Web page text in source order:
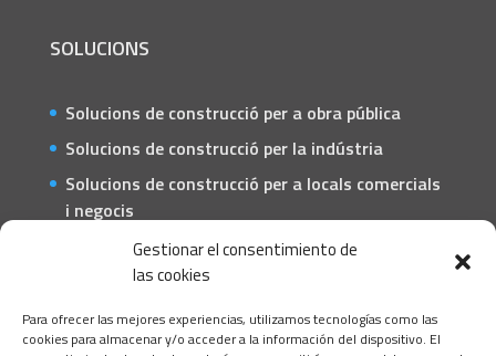
Gestionar el consentimiento de
las cookies
Para ofrecer las mejores experiencias, utilizamos tecnologías como las
cookies para almacenar y/o acceder a la información del dispositivo. El
SOLUCIONS
Solucions de construcció per a obra pública
Solucions de construcció per la indústria
Solucions de construcció per a locals comercials
i negocis
Solucions de construcció per a particulars
C/ Barcelona, 74 – Tortosa 43500